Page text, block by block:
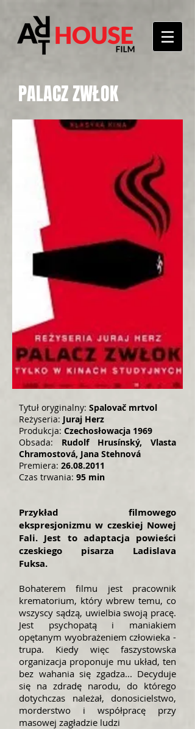
Tytuł oryginalny: Spalovač mrtvol
Reżyseria: Juraj Herz
Produkcja: Czechosłowacja 1969
Obsada: Rudolf Hrusínský, Vlasta
Chramostová, Jana Stehnová
Premiera: 26.08.2011
Czas trwania: 95 min
Przykład filmowego
ekspresjonizmu w czeskiej Nowej
Fali. Jest to adaptacja powieści
czeskiego pisarza Ladislava
Fuksa.
Bohaterem filmu jest pracownik
krematorium, który wbrew temu, co
wszyscy sądzą, uwielbia swoją pracę.
Jest psychopatą i maniakiem
opętanym wyobrażeniem człowieka -
trupa. Kiedy więc faszystowska
organizacja proponuje mu układ, ten
bez wahania się zgadza... Decyduje
się na zdradę narodu, do którego
dotychczas należał, donosicielstwo,
morderstwo i współpracę przy
masowej zagładzie ludzi
PALACZ ZWŁOK